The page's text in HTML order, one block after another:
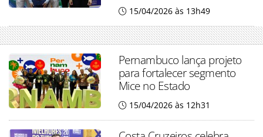
15/04/2026 às 13h49
Pernambuco lança projeto
para fortalecer segmento
Mice no Estado
15/04/2026 às 12h31